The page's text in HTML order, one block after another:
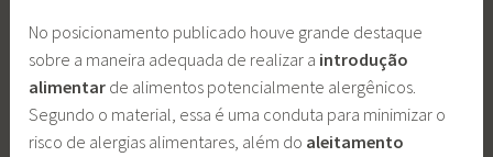
No posicionamento publicado houve grande destaque
sobre a maneira adequada de realizar a introdução
alimentar de alimentos potencialmente alergênicos.
Segundo o material, essa é uma conduta para minimizar o
risco de alergias alimentares, além do aleitamento